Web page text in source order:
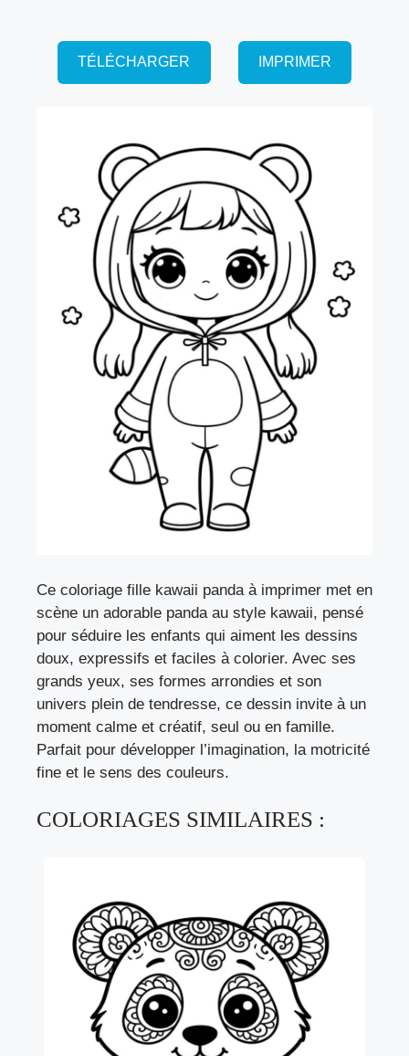
TÉLÉCHARGER IMPRIMER
Ce coloriage fille kawaii panda à imprimer met en
scène un adorable panda au style kawaii, pensé
pour séduire les enfants qui aiment les dessins
doux, expressifs et faciles à colorier. Avec ses
grands yeux, ses formes arrondies et son
univers plein de tendresse, ce dessin invite à un
moment calme et créatif, seul ou en famille.
Parfait pour développer l’imagination, la motricité
fine et le sens des couleurs.
COLORIAGES SIMILAIRES :